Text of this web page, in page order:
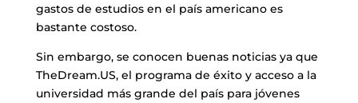
gastos de estudios en el país americano es
bastante costoso.
Sin embargo, se conocen buenas noticias ya que
TheDream.US, el programa de éxito y acceso a la
universidad más grande del país para jóvenes